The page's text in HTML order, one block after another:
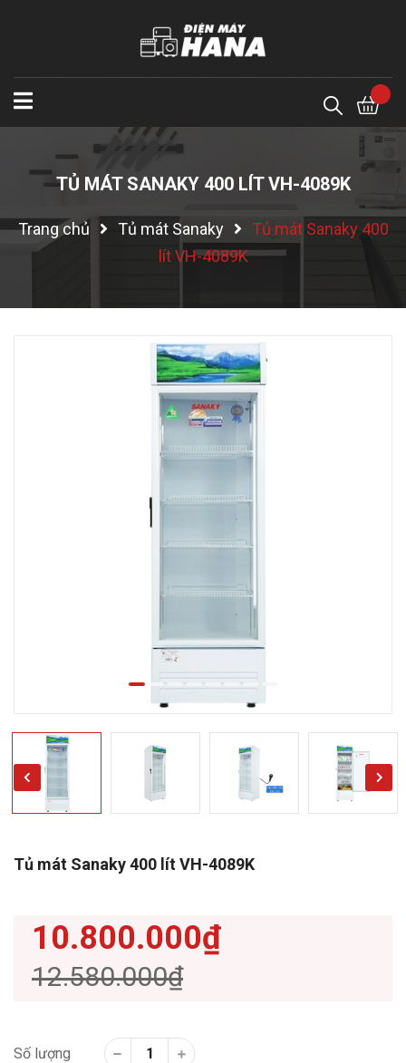
TỦ MÁT SANAKY 400 LÍT VH-4089K
Trang chủ Tủ mát Sanaky
Tủ mát Sanaky 400
lít VH-4089K
Tủ mát Sanaky 400 lít VH-4089K
10.800.000₫
12.580.000₫
Số lượng